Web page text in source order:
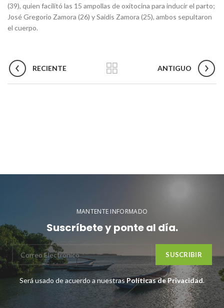
(39), quien facilitó las 15 ampollas de oxitocina para inducir el parto;
José Gregorio Zamora (26) y Saidis Zamora (25), ambos sepultaron
el cuerpo.
RECIENTE ANTIGUO
MANTENTE INFORMADO
Suscríbete y ponte al día.
Será usado de acuerdo a nuestrasPolíticas de Privacidad.